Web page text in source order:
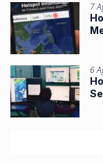
7
6